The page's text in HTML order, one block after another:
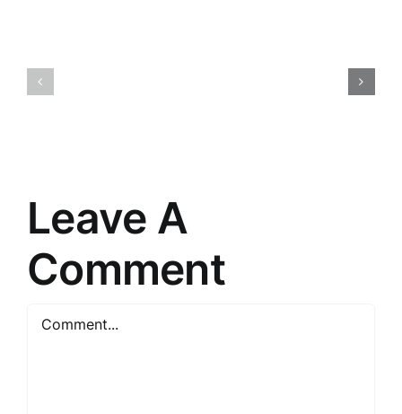
Iespējas
Leave A
Comment
Comment